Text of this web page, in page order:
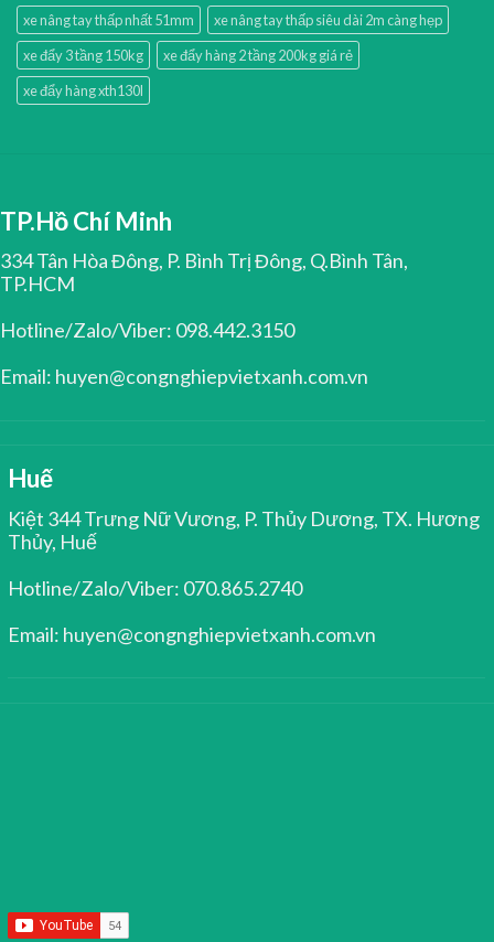
xe nâng tay thấp nhất 51mm
xe nâng tay thấp siêu dài 2m càng hẹp
xe đẩy 3 tầng 150kg
xe đẩy hàng 2 tầng 200kg giá rẻ
xe đẩy hàng xth130l
TP.Hồ Chí Minh
334 Tân Hòa Đông, P. Bình Trị Đông, Q.Bình Tân,
TP.HCM
Hotline/Zalo/Viber: 098.442.3150
Email: huyen@congnghiepvietxanh.com.vn
Huế
Kiệt 344 Trưng Nữ Vương, P. Thủy Dương, TX. Hương
Thủy, Huế
Hotline/Zalo/Viber: 070.865.2740
Email: huyen@congnghiepvietxanh.com.vn